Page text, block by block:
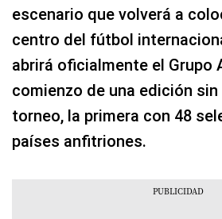
escenario que volverá a
centro del fútbol
abrirá oficialmente el Grupo
comienzo de una edición
torneo, la primera con 48
países anfitriones.